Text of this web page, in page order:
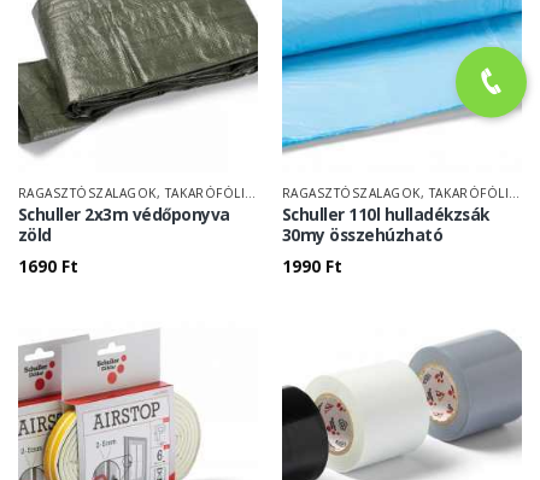
RAGASZTÓSZALAGOK, TAKARÓFÓLIÁK
Schuller 2x3m védőponyva
zöld
1690 Ft
RAGASZTÓSZALAGOK, TAKARÓFÓLIÁK
Schuller 110l hulladékzsák
30my összehúzható
1990 Ft